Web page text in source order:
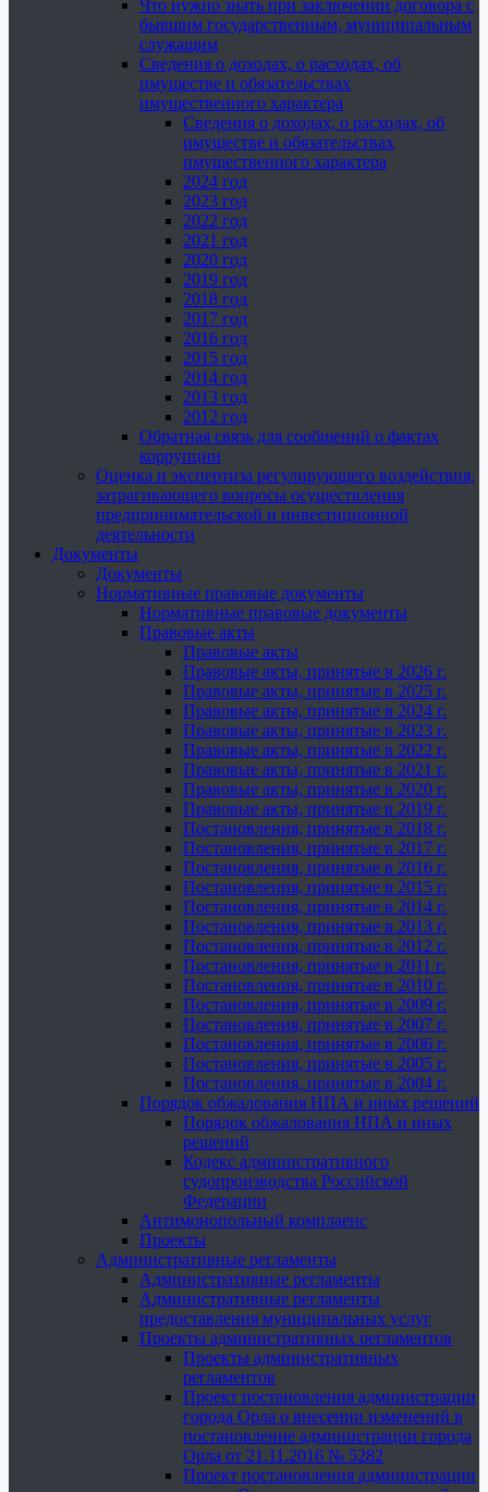
Что нужно знать при заключении договора с
бывшим государственным, муниципальным
служащим
Сведения о доходах, о расходах, об
имуществе и обязательствах
имущественного характера
Сведения о доходах, о расходах, об
имуществе и обязательствах
имущественного характера
2024 год
2023 год
2022 год
2021 год
2020 год
2019 год
2018 год
2017 год
2016 год
2015 год
2014 год
2013 год
2012 год
Обратная связь для сообщений о фактах
коррупции
Оценка и экспертиза регулирующего воздействия,
затрагивающего вопросы осуществления
предпринимательской и инвестиционной
деятельности
Документы
Документы
Нормативные правовые документы
Нормативные правовые документы
Правовые акты
Правовые акты
Правовые акты, принятые в 2026 г.
Правовые акты, принятые в 2025 г.
Правовые акты, принятые в 2024 г.
Правовые акты, принятые в 2023 г.
Правовые акты, принятые в 2022 г.
Правовые акты, принятые в 2021 г.
Правовые акты, принятые в 2020 г.
Правовые акты, принятые в 2019 г.
Постановления, принятые в 2018 г.
Постановления, принятые в 2017 г.
Постановления, принятые в 2016 г.
Постановления, принятые в 2015 г.
Постановления, принятые в 2014 г.
Постановления, принятые в 2013 г.
Постановления, принятые в 2012 г.
Постановления, принятые в 2011 г.
Постановления, принятые в 2010 г.
Постановления, принятые в 2009 г.
Постановления, принятые в 2007 г.
Постановления, принятые в 2006 г.
Постановления, принятые в 2005 г.
Постановления, принятые в 2004 г.
Порядок обжалования НПА и иных решений
Порядок обжалования НПА и иных
решений
Кодекс административного
судопроизводства Российской
Федерации
Антимонопольный комплаенс
Проекты
Административные регламенты
Административные регламенты
Административные регламенты
предоставления муниципальных услуг
Проекты административных регламентов
Проекты административных
регламентов
Проект постановления администрации
города Орла о внесении изменений в
постановление администрации города
Орла от 21.11.2016 № 5282
Проект постановления администрации